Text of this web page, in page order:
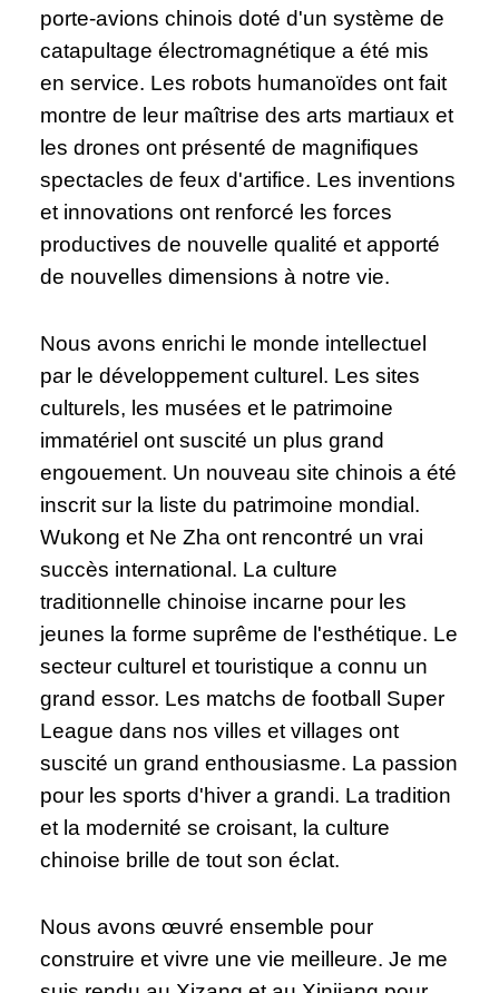
porte-avions chinois doté d'un système de
catapultage électromagnétique a été mis
en service. Les robots humanoïdes ont fait
montre de leur maîtrise des arts martiaux et
les drones ont présenté de magnifiques
spectacles de feux d'artifice. Les inventions
et innovations ont renforcé les forces
productives de nouvelle qualité et apporté
de nouvelles dimensions à notre vie.
Nous avons enrichi le monde intellectuel
par le développement culturel. Les sites
culturels, les musées et le patrimoine
immatériel ont suscité un plus grand
engouement. Un nouveau site chinois a été
inscrit sur la liste du patrimoine mondial.
Wukong et Ne Zha ont rencontré un vrai
succès international. La culture
traditionnelle chinoise incarne pour les
jeunes la forme suprême de l'esthétique. Le
secteur culturel et touristique a connu un
grand essor. Les matchs de football Super
League dans nos villes et villages ont
suscité un grand enthousiasme. La passion
pour les sports d'hiver a grandi. La tradition
et la modernité se croisant, la culture
chinoise brille de tout son éclat.
Nous avons œuvré ensemble pour
construire et vivre une vie meilleure. Je me